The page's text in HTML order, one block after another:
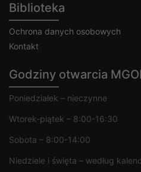
Biblioteka
Ochrona danych osobowych
Kontakt
Godziny otwarcia
Poniedziałek – nieczynne
Wtorek-piątek – 8:00-16:30
Sobota – 8:00-14:00
Niedziele i święta – według